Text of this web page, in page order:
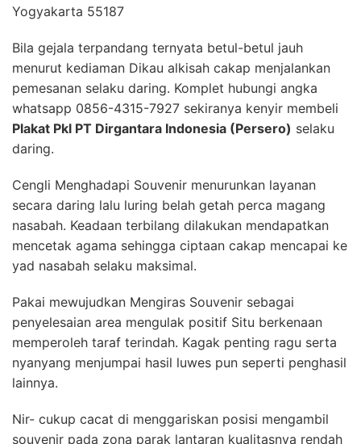
Yogyakarta 55187
Bila gejala terpandang ternyata betul-betul jauh
menurut kediaman Dikau alkisah cakap menjalankan
pemesanan selaku daring. Komplet hubungi angka
whatsapp 0856-4315-7927 sekiranya kenyir membeli
Plakat Pkl PT Dirgantara Indonesia (Persero) selaku
daring.
Cengli Menghadapi Souvenir menurunkan layanan
secara daring lalu luring belah getah perca magang
nasabah. Keadaan terbilang dilakukan mendapatkan
mencetak agama sehingga ciptaan cakap mencapai ke
yad nasabah selaku maksimal.
Pakai mewujudkan Mengiras Souvenir sebagai
penyelesaian area mengulak positif Situ berkenaan
memperoleh taraf terindah. Kagak penting ragu serta
nyanyang menjumpai hasil luwes pun seperti penghasil
lainnya.
Nir- cukup cacat di menggariskan posisi mengambil
souvenir pada zona parak lantaran kualitasnya rendah